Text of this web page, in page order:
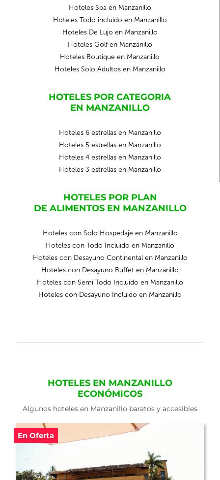
Hoteles Spa en Manzanillo
Hoteles Todo incluido en Manzanillo
Hoteles De Lujo en Manzanillo
Hoteles Golf en Manzanillo
Hoteles Boutique en Manzanillo
Hoteles Solo Adultos en Manzanillo
HOTELES POR CATEGORIA
EN MANZANILLO
Hoteles 6 estrellas en Manzanillo
Hoteles 5 estrellas en Manzanillo
Hoteles 4 estrellas en Manzanillo
Hoteles 3 estrellas en Manzanillo
HOTELES POR PLAN
DE ALIMENTOS EN MANZANILLO
Hoteles con Solo Hospedaje en Manzanillo
Hoteles con Todo Incluido en Manzanillo
Hoteles con Desayuno Continental en Manzanillo
Hoteles con Desayuno Buffet en Manzanillo
Hoteles con Semi Todo Incluido en Manzanillo
Hoteles con Desayuno Incluido en Manzanillo
HOTELES EN MANZANILLO
ECONÓMICOS
Algunos hoteles en Manzanillo baratos y accesibles
En Oferta